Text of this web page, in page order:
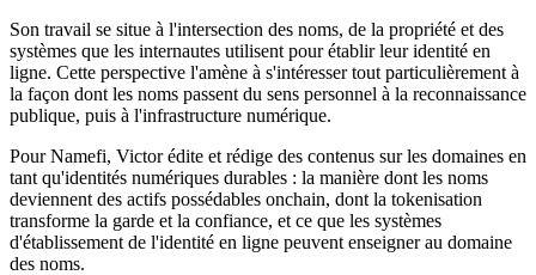
Son travail se situe à l'intersection des noms, de la propriété et des
systèmes que les internautes utilisent pour établir leur identité en
ligne. Cette perspective l'amène à s'intéresser tout particulièrement à
la façon dont les noms passent du sens personnel à la reconnaissance
publique, puis à l'infrastructure numérique.
Pour Namefi, Victor édite et rédige des contenus sur les domaines en
tant qu'identités numériques durables : la manière dont les noms
deviennent des actifs possédables onchain, dont la tokenisation
transforme la garde et la confiance, et ce que les systèmes
d'établissement de l'identité en ligne peuvent enseigner au domaine
des noms.